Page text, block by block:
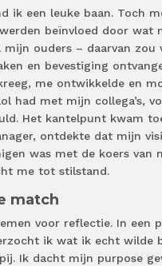
ik een leuke baan. Toch
beïnvloed door wat
mijn ouders – daarvan zou
en bevestiging
me ontwikkelde en
had met mijn collega’s,
Het kantelpunt kwam
ontdekte dat mijn
was met de koers van
me tot stilstand.
match
voor reflectie. In een
ik wat ik echt wilde
Ik dacht mijn purpose